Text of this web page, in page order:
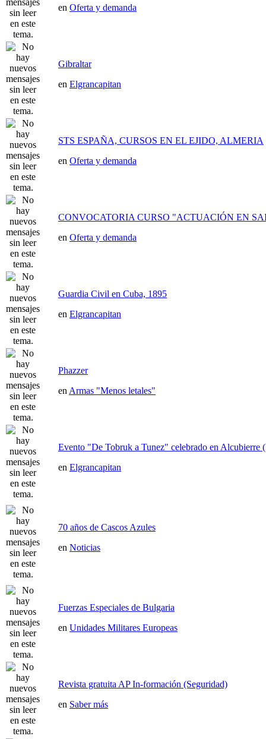
en Oferta y demanda
Gibraltar
en Elgrancapitan
STS ESPAÑA, CURSOS EN EL EJIDO, ALMERIA
en Oferta y demanda
CONVOCATORIA CURSO "ACTUACIÓN EN
en Oferta y demanda
Guardia Civil en Cuba, 1895
en Elgrancapitan
Phazzer
en Armas "Menos letales"
Evento "De Tobruk a Tunez" celebrado en Alcubierre
en Elgrancapitan
70 años de Cascos Azules
en Noticias
Fuerzas Especiales de Bulgaria
en Unidades Militares Europeas
Revista gratuita AP In-formación (Seguridad)
en Saber más